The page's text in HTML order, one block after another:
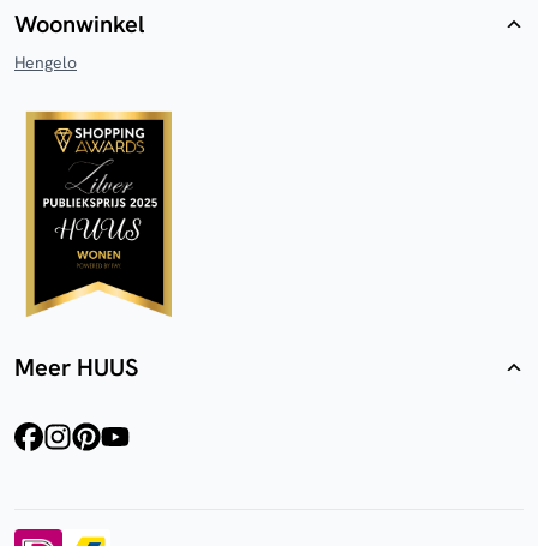
Woonwinkel
Hengelo
Meer HUUS
facebookinstagram
pinterest
youtube